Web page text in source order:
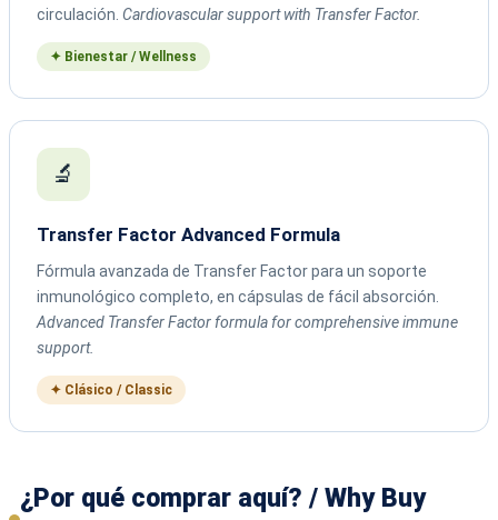
circulación. Cardiovascular support with Transfer Factor.
✦ Bienestar / Wellness
🔬
Transfer Factor Advanced Formula
Fórmula avanzada de Transfer Factor para un soporte
inmunológico completo, en cápsulas de fácil absorción.
Advanced Transfer Factor formula for comprehensive immune
support.
✦ Clásico / Classic
¿Por qué comprar aquí? / Why Buy